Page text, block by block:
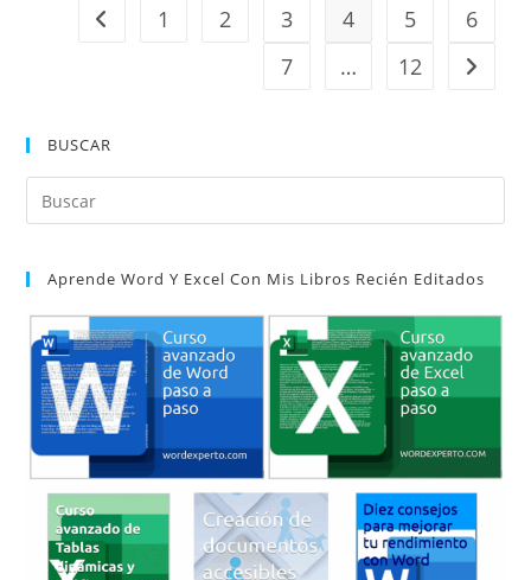
Ir a la página anterior
1 2 3 4 5
6
7
… 12 Ir a la
BUSCAR
Aprende Word Y Excel Con Mis Libros Recién Editados